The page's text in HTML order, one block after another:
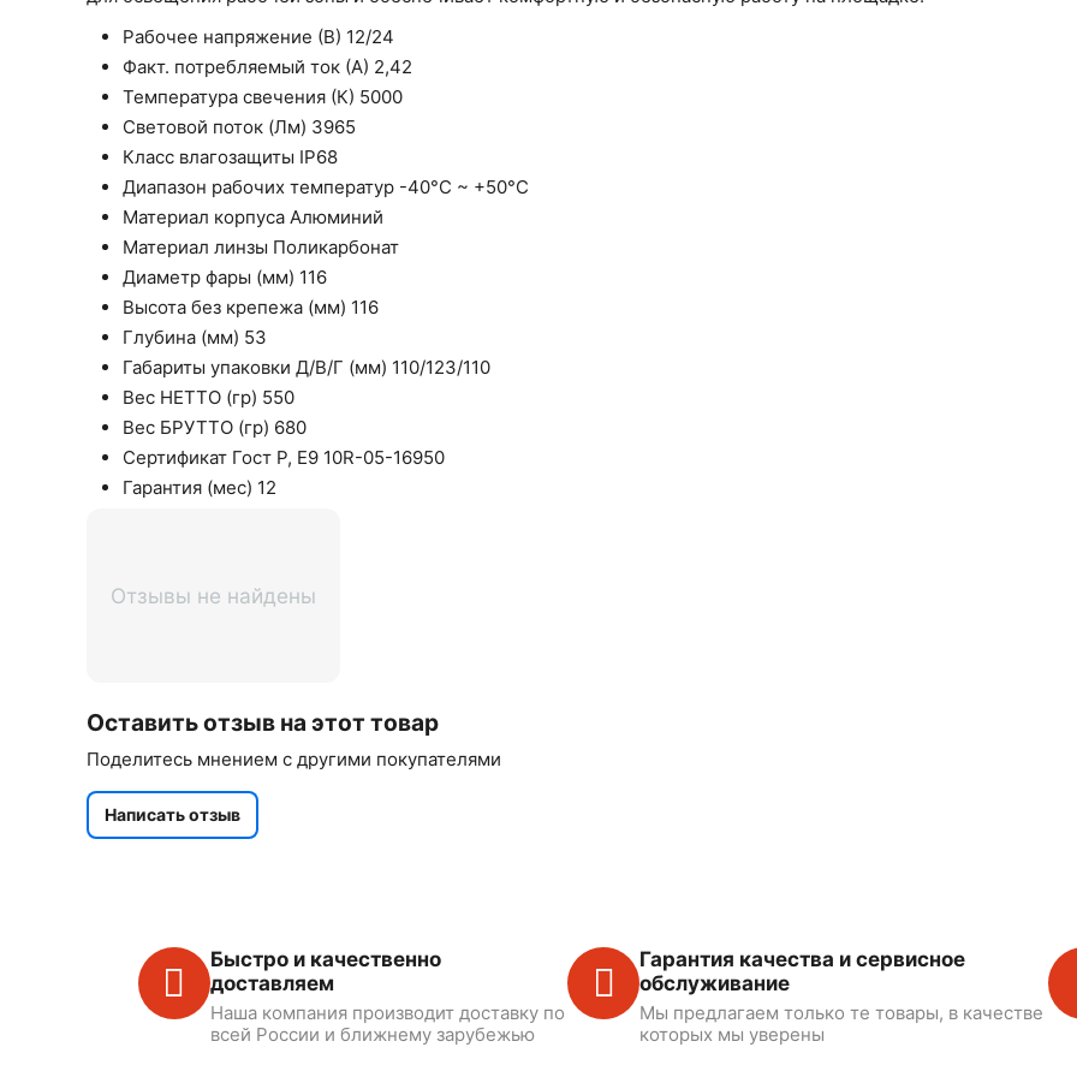
Рабочее напряжение (В) 12/24
Факт. потребляемый ток (А) 2,42
Температура свечения (К) 5000
Световой поток (Лм) 3965
Класс влагозащиты IP68
Диапазон рабочих температур -40°С ~ +50°С
Материал корпуса Алюминий
Материал линзы Поликарбонат
Диаметр фары (мм) 116
Высота без крепежа (мм) 116
Глубина (мм) 53
Габариты упаковки Д/В/Г (мм) 110/123/110
Вес НЕТТО (гр) 550
Вес БРУТТО (гр) 680
Сертификат Гост Р, E9 10R-05-16950
Гарантия (мес) 12
Отзывы не найдены
Оставить отзыв на этот товар
Поделитесь мнением с другими покупателями
Написать отзыв
Быстро и качественно
доставляем
Наша компания производит доставку по
всей России и ближнему зарубежью
Гарантия качества и сервисное
обслуживание
Мы предлагаем только те товары, в качестве
которых мы уверены